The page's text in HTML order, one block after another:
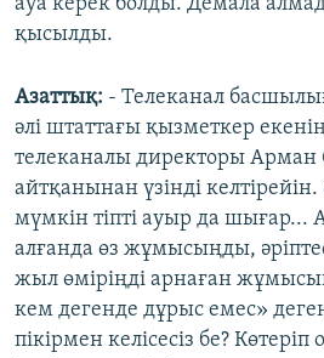
ауа керек болды. Демала
қысылды.
Азаттық: - Телеканал
әлі штаттағы қызметкер
телеканалы директоры
айтқанынан үзінді
мүмкін тіпті ауыр да шығар...
алғанда өз жұмысыңды,
жыл өміріңді арнаған
кем дегенде дұрыс емес»
пікірмен келісесіз бе?